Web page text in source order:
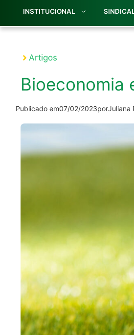
INSTITUCIONAL
Artigos
Bioeconomia
Publicado em07/02/2023porJuliana